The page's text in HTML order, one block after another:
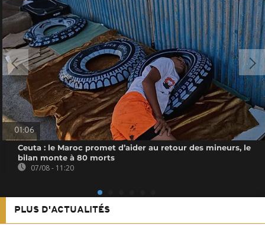
01:06
Ceuta : le Maroc promet d’aider au retour des mineurs, le
bilan monte à 80 morts
07/08 - 11:20
PLUS D'ACTUALITÉS